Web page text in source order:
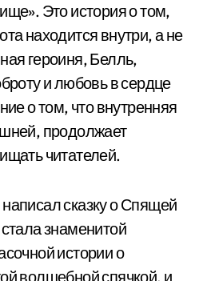
Это история о том,
находится внутри, а не
героиня, Белль,
и любовь в сердце
о том, что внутренняя
продолжает
читателей.
сказку о Спящей
знаменитой
истории о
волшебной спячкой, и